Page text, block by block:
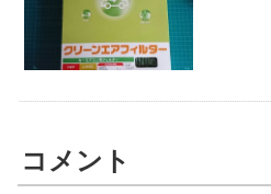
コメント